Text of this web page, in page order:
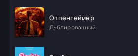
Оппенгеймер
Дублированный